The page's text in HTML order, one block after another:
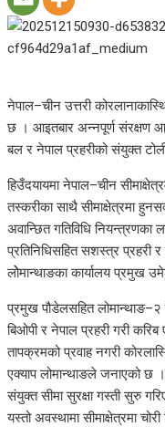
नेपाल–चीन उत्तरी
छ । आइतबार अन्नपूर्ण संरक्षण
बल र नेपाल प्रहरीको संयुक्त
हिउँदयायमा नेपाल–चीन
तस्करीका साथै सीमाक्षेत्रमा
अवान्छित गतिविधि नियन्त्रणका
प्रतिनिधिसहित सशस्त्र प्रहरी
लोेमान्थाङका कार्यालय प्रमुख
प्रमुख पौडेलसहित
बिओपी र नेपाल प्रहरी गरी
तापक्रमको प्रवाह नगरी
एक्याप लोमान्थाङले जनाएको छ ।
संयुक्त सीमा सुरक्षा गस्ती सुरु
यस्तो अवस्थामा सीमाक्षेत्रमा